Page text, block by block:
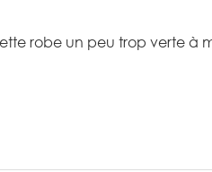
robe un peu trop verte à